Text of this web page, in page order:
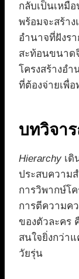
กลับเป็นเหมื
พร้อมจะสร้าง
อำนาจที่ฝังร
สะท้อนขนาด
โครงสร้างอ
ที่ต้องจ่ายเพื่
บทวิจา
Hierarchy เดิ
ประสบความ
การวิพากษ์โค
การตีความค
ของตัวละคร
สนใจยิ่งกว่า
วัยรุ่น